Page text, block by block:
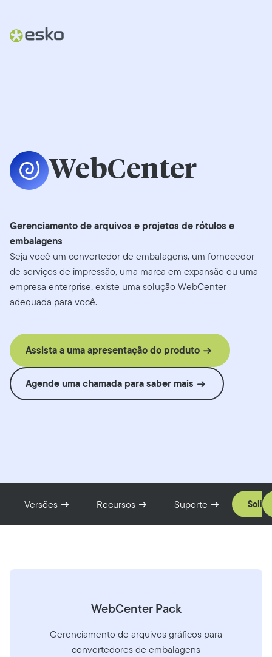
WebCenter
Gerenciamento de arquivos e projetos de rótulos e
embalagens
Seja você um convertedor de embalagens, um fornecedor
de serviços de impressão, uma marca em expansão ou uma
empresa enterprise, existe uma solução WebCenter
adequada para você.
Assista a uma apresentação do produto
Agende uma chamada para saber mais
Versões Recursos Suporte
WebCenter Pack
Gerenciamento de arquivos gráficos para
convertedores de embalagens